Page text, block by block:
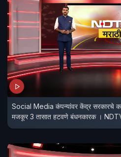
Social Media कंपन्यांवर केंद्र सरकारचे
मजकूर 3 तासात हटवणे बंधनकारक ।